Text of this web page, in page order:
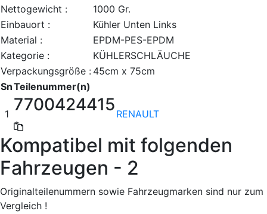
Nettogewicht :
1000 Gr.
Einbauort :
Kühler Unten Links
Material :
EPDM-PES-EPDM
Kategorie :
KÜHLERSCHLÄUCHE
Verpackungsgröße : 45cm x 75cm
SnTeilenummer(n)
1 7700424415 RENAULT
Kompatibel mit folgenden
Fahrzeugen - 2
Originalteilenummern sowie Fahrzeugmarken sind nur zum
Vergleich !